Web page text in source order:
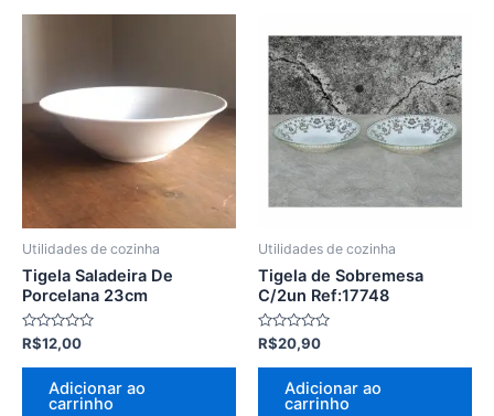
Utilidades de cozinha
Tigela Saladeira De
Porcelana 23cm
Avaliação
0
de
R$12,00
Adicionar ao
carrinho
Utilidades de cozinha
Tigela de Sobremesa
C/2un Ref:17748
Avaliação
0
de
R$20,90
Adicionar ao
carrinho